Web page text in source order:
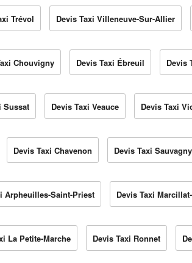
Trévol Devis Taxi Villeneuve-Sur-Allier
Chouvigny Devis Taxi Ébreuil Devis
Sussat Devis Taxi Veauce Devis Taxi
Devis Taxi Chavenon Devis Taxi Sauvagny
Arpheuilles-Saint-Priest Devis Taxi
La Petite-Marche Devis Taxi Ronnet